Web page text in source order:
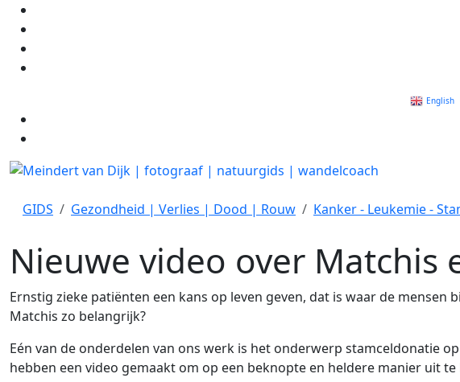
English
GIDS Gezondheid | Verlies | Dood | Rouw Kanker - Leukemie -
Nieuwe video over
Ernstig zieke patiënten een kans op leven geven, dat is waar de
Matchis zo belangrijk?
Eén van de onderdelen van ons werk is het onderwerp stamceldonatie
hebben een video gemaakt om op een beknopte en heldere manier uit